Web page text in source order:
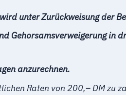
wird unter Zurückweisung der
Gehorsamsverweigerung in
anzurechnen.
Raten von 200,– DM zu